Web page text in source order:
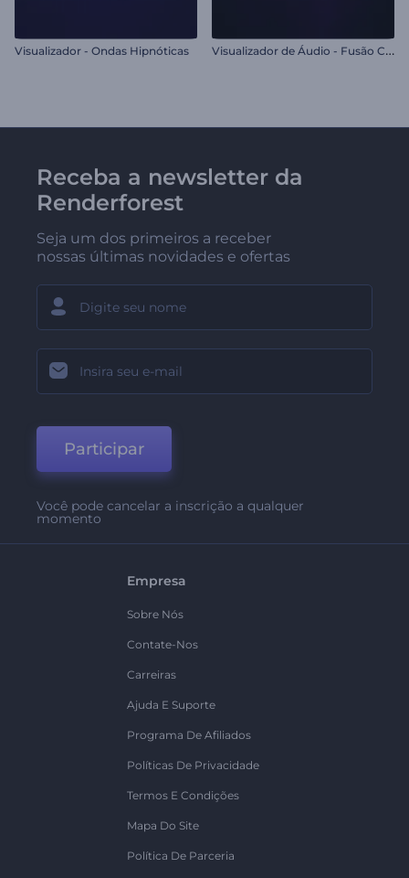
Visualizador - Ondas Hipnóticas V
isualizador de Áudio - Fusão Cósmica
Receba a newsletter da
Renderforest
Seja um dos primeiros a receber
nossas últimas novidades e ofertas
Participar
Você pode cancelar a inscrição a qualquer
momento
Empresa
Sobre Nós
Contate-Nos
Carreiras
Ajuda E Suporte
Programa De Afiliados
Políticas De Privacidade
Termos E Condições
Mapa Do Site
Política De Parceria